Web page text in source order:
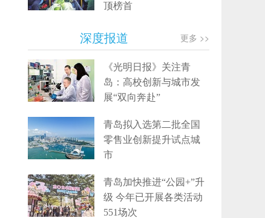
顶榜首
深度报道 更多 >>
《光明日报》关注青
岛：高校创新与城市发
展“双向奔赴”
青岛拟入选第二批全国
零售业创新提升试点城
市
青岛加快推进“公园+”升
级 今年已开展各类活动
551场次